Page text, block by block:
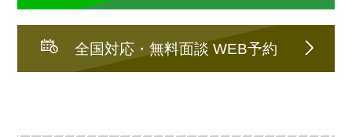
全国対応・無料面談 WEB予約